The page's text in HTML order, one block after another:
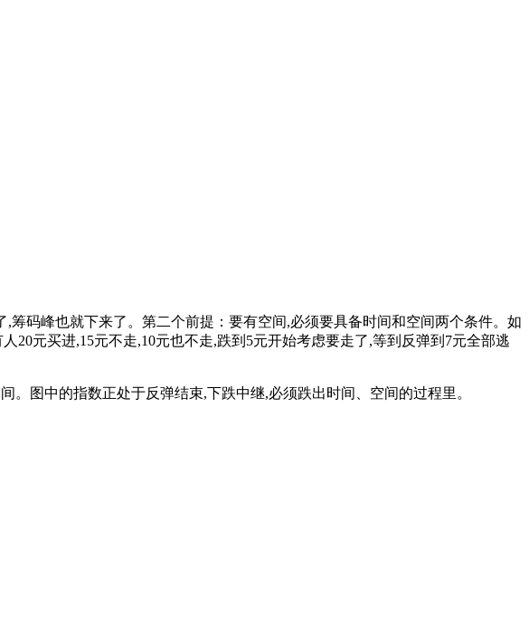
码峰也就下来了。第二个前提：要有空间,必须要具备时间和空间两个条件。如
元买进,15元不走,10元也不走,跌到5元开始考虑要走了,等到反弹到7元全部逃
图中的指数正处于反弹结束,下跌中继,必须跌出时间、空间的过程里。